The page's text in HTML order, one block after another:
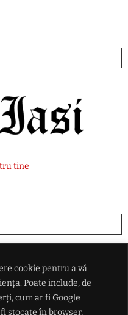
cookie pentru a vă
Poate include, de
cum ar fi Google
stocate în browser,
tine
într-un atac cu aproape 400 de